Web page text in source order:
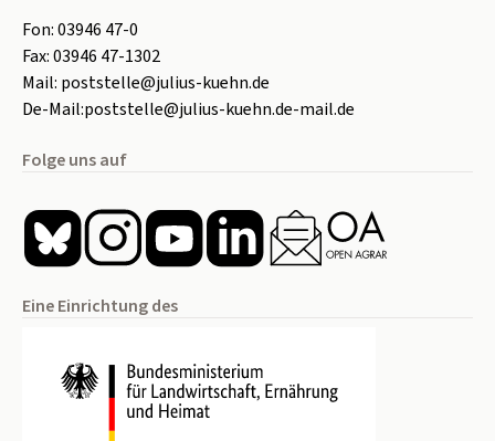
Fon:03946 47-0
Fax:03946 47-1302
Mail: poststelle@julius-kuehn.de
De-Mail:poststelle@julius-kuehn.de-mail.de
Folge uns auf
Eine Einrichtung des